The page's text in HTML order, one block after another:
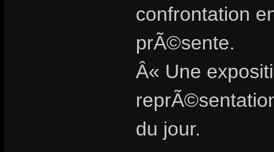
confrontation
prÃ©sente.
Â« Une
du jour.